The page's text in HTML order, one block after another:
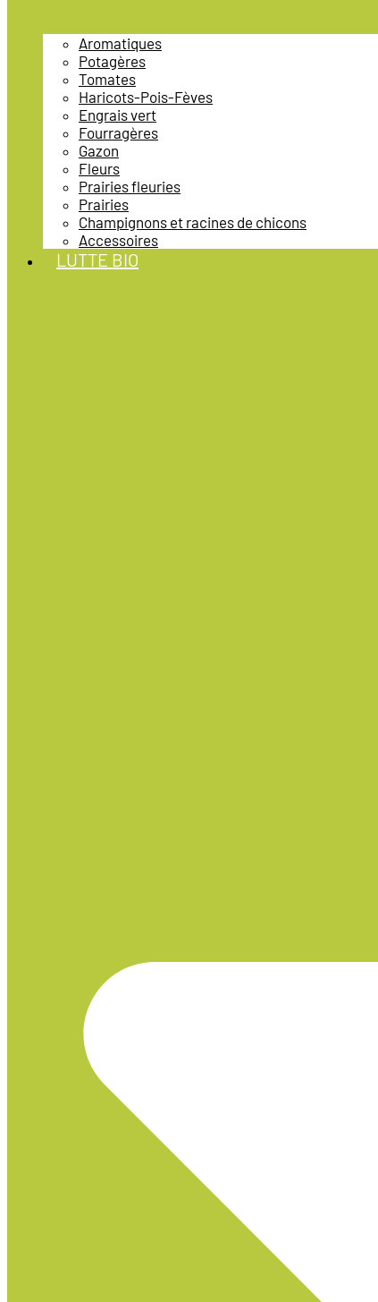
Aromatiques
Potagères
Tomates
Haricots-Pois-Fèves
Engrais vert
Fourragères
Gazon
Fleurs
Prairies fleuries
Prairies
Champignons et racines de chicons
Accessoires
LUTTE BIO